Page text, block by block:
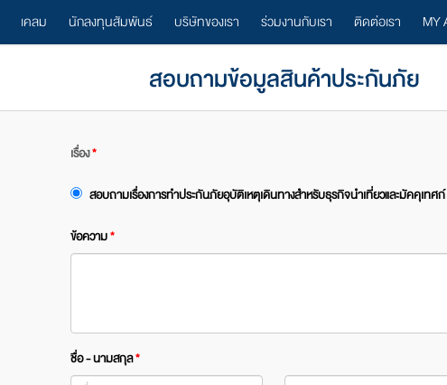
เคลม นักลงทุนสัมพันธ์ บริษัทของเรา ร่วมงานกับเรา ติดต่อเรา MY
สอบถามข้อมูลสินค้าประกันภัย
เรื่อง*
สอบถามเรื่องการทำประกันภัยอุบัติเหตุเดินทางสำหรับธุรกิจนำเที่ยวและมัคคุเทศก์
ข้อความ*
ชื่อ - นามสกุล*